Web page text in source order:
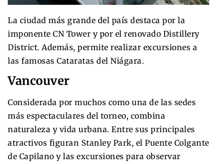
La ciudad más grande del país destaca por la
imponente CN Tower y por el renovado Distillery
District. Además, permite realizar excursiones a
las famosas Cataratas del Niágara.
Vancouver
Considerada por muchos como una de las sedes
más espectaculares del torneo, combina
naturaleza y vida urbana. Entre sus principales
atractivos figuran Stanley Park, el Puente Colgante
de Capilano y las excursiones para observar